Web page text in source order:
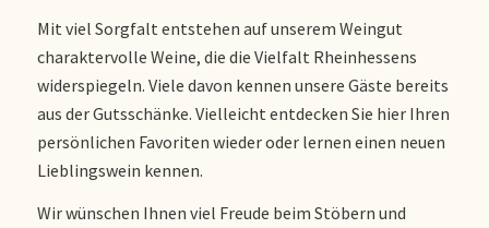
Mit viel Sorgfalt entstehen auf unserem Weingut
charaktervolle Weine, die die Vielfalt Rheinhessens
widerspiegeln. Viele davon kennen unsere Gäste bereits
aus der Gutsschänke. Vielleicht entdecken Sie hier Ihren
persönlichen Favoriten wieder oder lernen einen neuen
Lieblingswein kennen.
Wir wünschen Ihnen viel Freude beim Stöbern und